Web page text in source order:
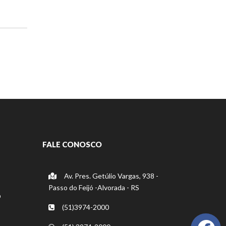
FALE CONOSCO
Av. Pres. Getúlio Vargas, 938 -
Passo do Feijó -Alvorada - RS
(51)3974-2000